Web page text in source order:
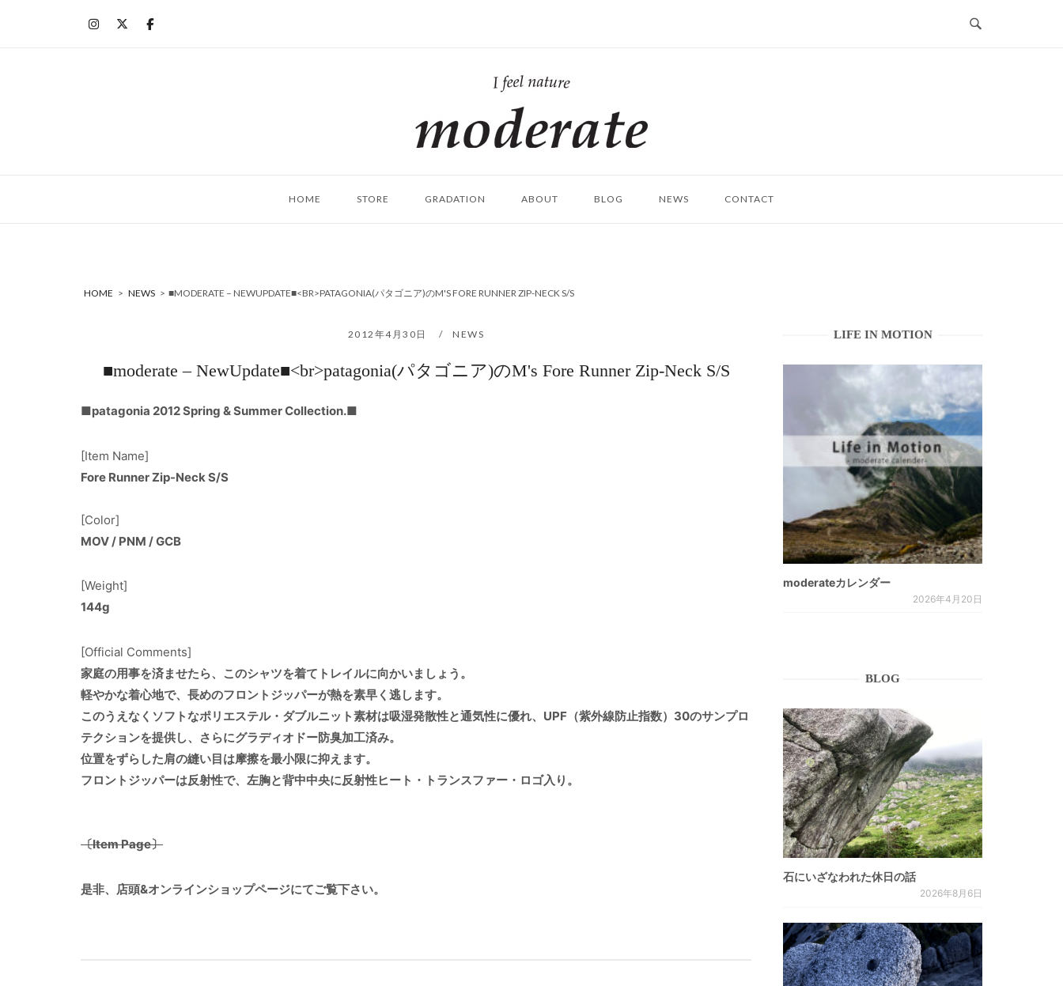
ム
HOME STORE GRADATION ABOUT BLOG NEWS CONTACT
HOME > NEWS > ■MODERATE – NEWUPDATE■<BR>PATAGONIA(パタゴニア)のM'S FORE RUNNER ZIP-NECK S/S
2012年4月30日 NEWS
■moderate – NewUpdate■<br>patagonia(パタゴニア)のM's Fore Runner Zip-Neck S/S
■patagonia 2012 Spring & Summer Collection.■
[Item Name]
Fore Runner Zip-Neck S/S
[Color]
MOV / PNM / GCB
[Weight]
144g
[Official Comments]
家庭の用事を済ませたら、このシャツを着てトレイルに向かいましょう。
軽やかな着心地で、長めのフロントジッパーが熱を素早く逃します。
このうえなくソフトなポリエステル・ダブルニット素材は吸湿発散性と通気性に優れ、UPF（紫外線防止指数）30のサンプロ
テクションを提供し、さらにグラディオドー防臭加工済み。
位置をずらした肩の縫い目は摩擦を最小限に抑えます。
フロントジッパーは反射性で、左胸と背中中央に反射性ヒート・トランスファー・ロゴ入り。
〔Item Page〕
是非、店頭&オンラインショップページにてご覧下さい。
LIFE IN MOTION
moderateカレンダー
2026年4月20日
BLOG
石にいざなわれた休日の話
2026年8月6日